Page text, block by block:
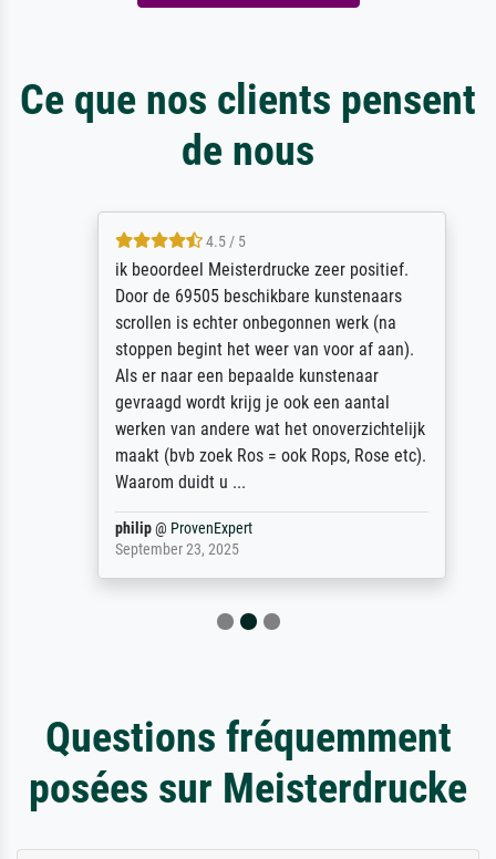
Ce que nos clients pensent
de nous
4.5 / 5
ik beoordeel Meisterdrucke zeer positief.
Door de 69505 beschikbare kunstenaars
scrollen is echter onbegonnen werk (na
stoppen begint het weer van voor af aan).
Als er naar een bepaalde kunstenaar
gevraagd wordt krijg je ook een aantal
werken van andere wat het onoverzichtelijk
maakt (bvb zoek Ros = ook Rops, Rose etc).
Waarom duidt u ...
philip@ProvenExpert
September 23, 2025
Questions fréquemment
posées sur Meisterdrucke